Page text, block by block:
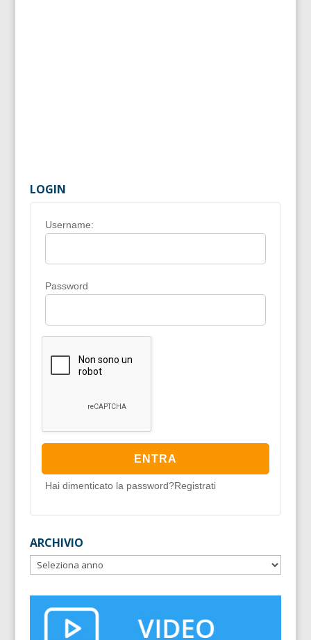
LOGIN
Username:
Password
Hai dimenticato la password?Registrati
ARCHIVIO